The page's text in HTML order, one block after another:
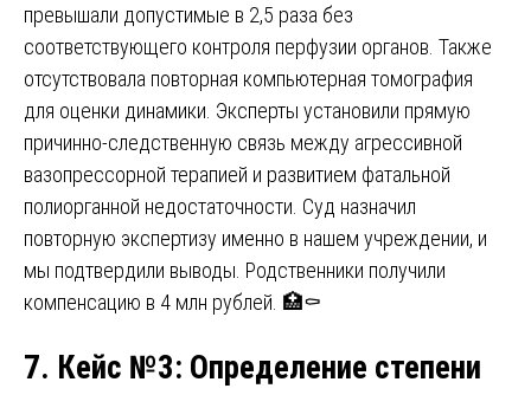
превышали допустимые в 2,5 раза без
соответствующего контроля перфузии органов. Также
отсутствовала повторная компьютерная томография
для оценки динамики. Эксперты установили прямую
причинно-следственную связь между агрессивной
вазопрессорной терапией и развитием фатальной
полиорганной недостаточности. Суд назначил
повторную экспертизу именно в нашем учреждении, и
мы подтвердили выводы. Родственники получили
компенсацию в 4 млн рублей. 🏥⚰️
7. Кейс №3: Определение степени